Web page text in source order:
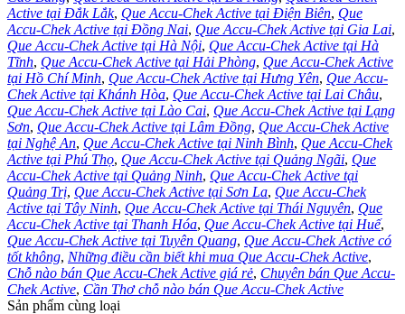
Active tại Đắk Lắk, Que Accu-Chek Active tại Điện Biên, Que
Accu-Chek Active tại Đồng Nai, Que Accu-Chek Active tại Gia Lai,
Que Accu-Chek Active tại Hà Nội, Que Accu-Chek Active tại Hà
Tĩnh, Que Accu-Chek Active tại Hải Phòng, Que Accu-Chek Active
tại Hồ Chí Minh, Que Accu-Chek Active tại Hưng Yên, Que Accu-
Chek Active tại Khánh Hòa, Que Accu-Chek Active tại Lai Châu,
Que Accu-Chek Active tại Lào Cai, Que Accu-Chek Active tại Lạng
Sơn, Que Accu-Chek Active tại Lâm Đồng, Que Accu-Chek Active
tại Nghệ An, Que Accu-Chek Active tại Ninh Bình, Que Accu-Chek
Active tại Phú Thọ, Que Accu-Chek Active tại Quảng Ngãi, Que
Accu-Chek Active tại Quảng Ninh, Que Accu-Chek Active tại
Quảng Trị, Que Accu-Chek Active tại Sơn La, Que Accu-Chek
Active tại Tây Ninh, Que Accu-Chek Active tại Thái Nguyên, Que
Accu-Chek Active tại Thanh Hóa, Que Accu-Chek Active tại Huế,
Que Accu-Chek Active tại Tuyên Quang, Que Accu-Chek Active có
tốt không, Những điều cần biết khi mua Que Accu-Chek Active,
Chỗ nào bán Que Accu-Chek Active giá rẻ, Chuyên bán Que Accu-
Chek Active, Cần Thơ chỗ nào bán Que Accu-Chek Active
Sản phẩm cùng loại